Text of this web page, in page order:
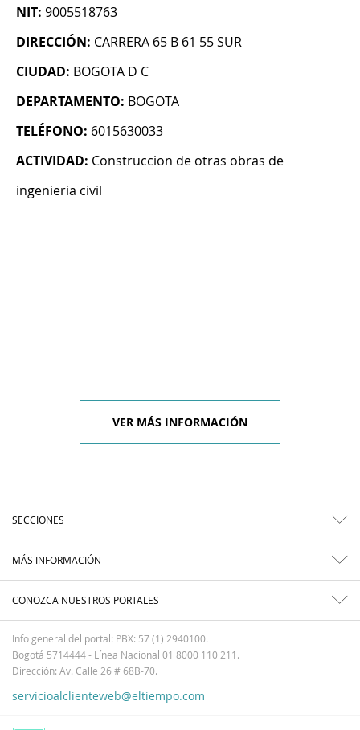
NIT: 9005518763
DIRECCIÓN: CARRERA 65 B 61 55 SUR
CIUDAD: BOGOTA D C
DEPARTAMENTO: BOGOTA
TELÉFONO: 6015630033
ACTIVIDAD: Construccion de otras obras de
ingenieria civil
VER MÁS INFORMACIÓN
SECCIONES
MÁS INFORMACIÓN
CONOZCA NUESTROS PORTALES
Info general del portal: PBX: 57 (1) 2940100.
Bogotá 5714444 - Línea Nacional 01 8000 110 211.
Dirección: Av. Calle 26 # 68B-70.
servicioalclienteweb@eltiempo.com